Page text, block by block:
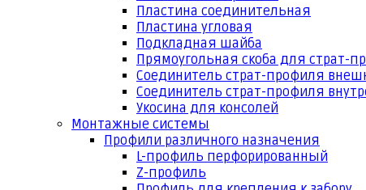
Пластина соединительная
Пластина угловая
Подкладная шайба
Прямоугольная скоба для страт-
Соединитель страт-профиля
Соединитель страт-профиля
Укосина для консолей
Монтажные системы
Профили различного назначения
L-профиль перфорированный
Z-профиль